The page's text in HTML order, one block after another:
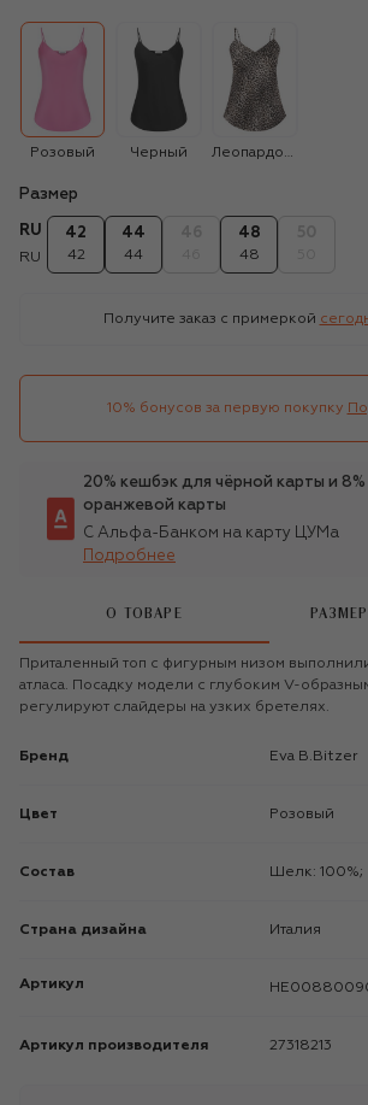
Розовый Черный Леопардовый
Размер
RU
RU
42
42
44
44
48
48
Получите заказ с примеркой
10% бонусов за первую покупку
20% кешбэк для чёрной карты и
оранжевой карты
С Альфа-Банком на карту ЦУМа
Подробнее
О ТОВАРЕ
Приталенный топ с фигурным низом
атласа. Посадку модели с глубоким V-
регулируют слайдеры на узких бретелях.
Бренд Eva B.Bitzer
Цвет Розовый
Состав Шелк: 100%;
Страна дизайна Италия
Артикул
Артикул производителя 27318213